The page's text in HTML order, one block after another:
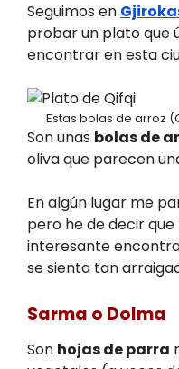
Seguimos en
probar un plato que
encontrar en esta
Estas bolas de arroz
Son unas bolas de
oliva que parecen
En algún lugar me
pero he de decir
interesante
se sienta tan
Sarma o Dolma
Son hojas de parra